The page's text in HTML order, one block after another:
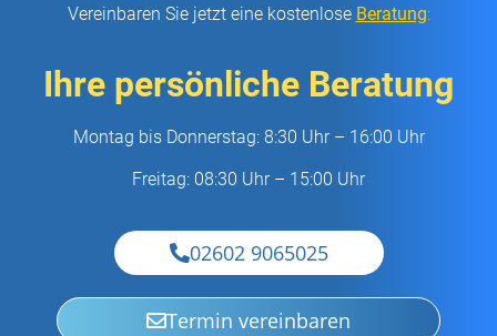
Vereinbaren Sie jetzt eine kostenlose Beratung:
Ihre persönliche Beratung
Montag bis Donnerstag: 8:30 Uhr – 16:00 Uhr
Freitag: 08:30 Uhr – 15:00 Uhr
02602 9065025
Termin vereinbaren